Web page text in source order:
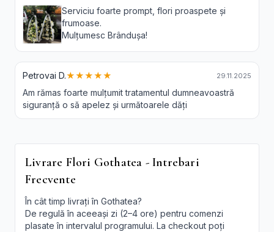
Serviciu foarte prompt, flori proaspete și
frumoase.
Mulțumesc Brândușa!
Petrovai D.★★★★★ 29.11.2025
Am rămas foarte mulțumit tratamentul dumneavoastră
siguranță o să apelez și următoarele dăți
Livrare Flori Gothatea - Intrebari
Frecvente
În cât timp livrați în Gothatea?
De regulă în aceeași zi (2–4 ore) pentru comenzi
plasate în intervalul programului. La checkout poți